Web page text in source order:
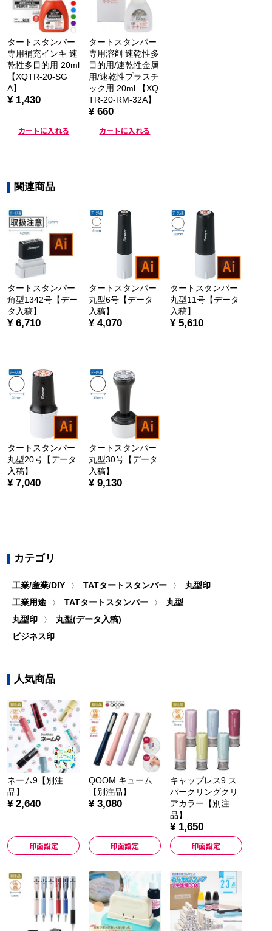
タートスタンパー
専用補充インキ 速
乾性多目的用 20ml
【XQTR-20-SG
A】
¥ 1,430
カートに入れる
タートスタンパー
専用溶剤 速乾性多
目的用/速乾性金属
用/速乾性プラスチ
ック用 20ml 【XQ
TR-20-RM-32A】
¥ 660
カートに入れる
関連商品
タートスタンパー
角型1342号【デー
タ入稿】
¥ 6,710
タートスタンパー
丸型6号【データ
入稿】
¥ 4,070
タートスタンパー
丸型11号【データ
入稿】
¥ 5,610
タートスタンパー
丸型20号【データ
入稿】
¥ 7,040
タートスタンパー
丸型30号【データ
入稿】
¥ 9,130
カテゴリ
工業/産業/DIY 〉 TATタートスタンパー 〉
丸型印
工業用途
〉 TATタートスタンパー 〉
丸型
丸型印
〉
丸型(データ入稿)
ビジネス印
人気商品
ネーム9【別注
品】
¥ 2,640
印面設定
QOOM キューム
【別注品】
¥ 3,080
印面設定
キャップレス9 ス
パークリングクリ
アカラー【別注
品】
¥ 1,650
印面設定